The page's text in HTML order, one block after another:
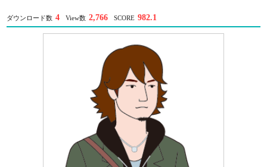
ダウンロード数 4 View数 2,766 SCORE 982.1